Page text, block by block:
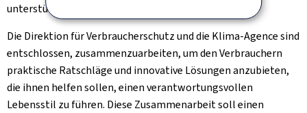
unterstützen.
Die Direktion für Verbraucherschutz und die Klima-Agence sind
entschlossen, zusammenzuarbeiten, um den Verbrauchern
praktische Ratschläge und innovative Lösungen anzubieten,
die ihnen helfen sollen, einen verantwortungsvollen
Lebensstil zu führen. Diese Zusammenarbeit soll einen